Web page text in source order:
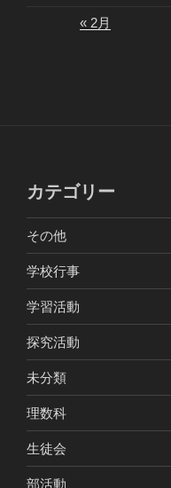
« 2月
カテゴリー
その他
学校行事
学習活動
探究活動
未分類
理数科
生徒会
部活動